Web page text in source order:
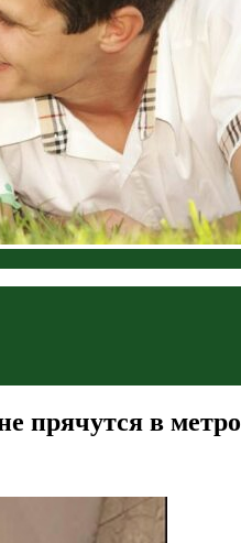
прячутся в метро